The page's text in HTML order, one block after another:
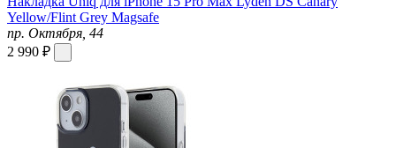
Yellow/Flint Grey Magsafe
пр. Октября, 44
2 990 ₽